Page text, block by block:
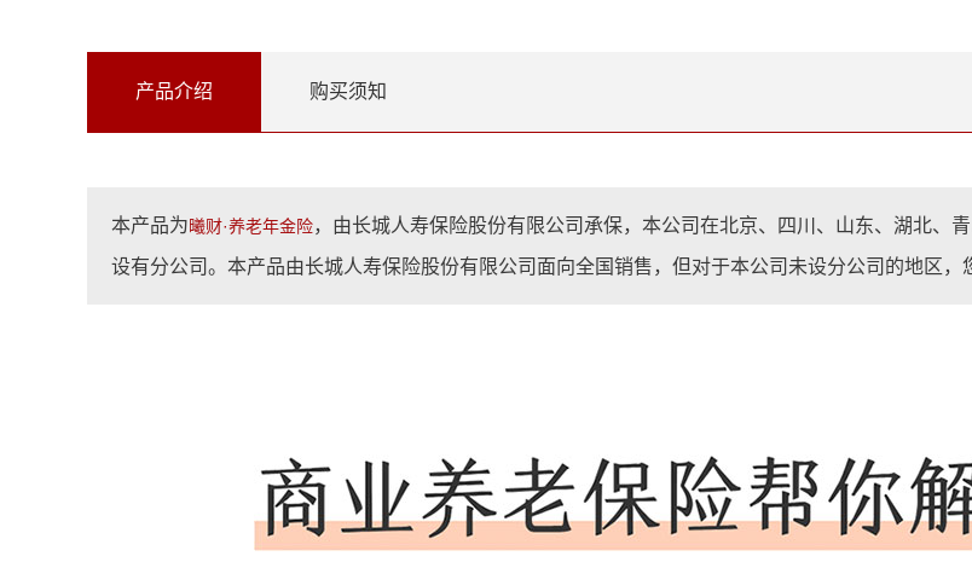
产品介绍 购买须知
本产品为曦财·养老年金险，由长城人寿保险股份有限公司承保，本公司在北京、四川、山东、湖北、
设有分公司。本产品由长城人寿保险股份有限公司面向全国销售，但对于本公司未设分公司的地区，